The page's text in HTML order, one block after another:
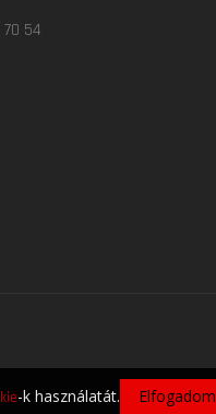
54
-k használatát. Elfogadom